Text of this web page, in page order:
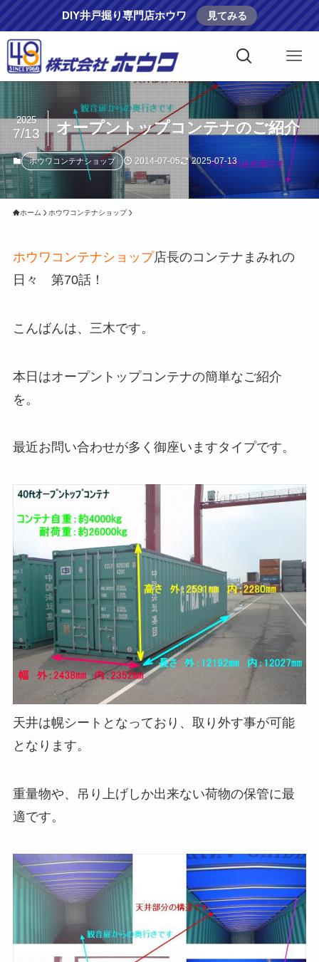
DIY井戸掘り専門店ホウワ 見てみる
オープントップコンテナのご紹介
2025
7/13
ホウワコンテナショップ 2014-07-05 2025-07-13
ホーム ホウワコンテナショップ
ホウワコンテナショップ店長のコンテナまみれの
日々 第70話！
こんばんは、三木です。
本日はオープントップコンテナの簡単なご紹介
を。
最近お問い合わせが多く御座いますタイプです。
天井は幌シートとなっており、取り外す事が可能
となります。
重量物や、吊り上げしか出来ない荷物の保管に最
適です。